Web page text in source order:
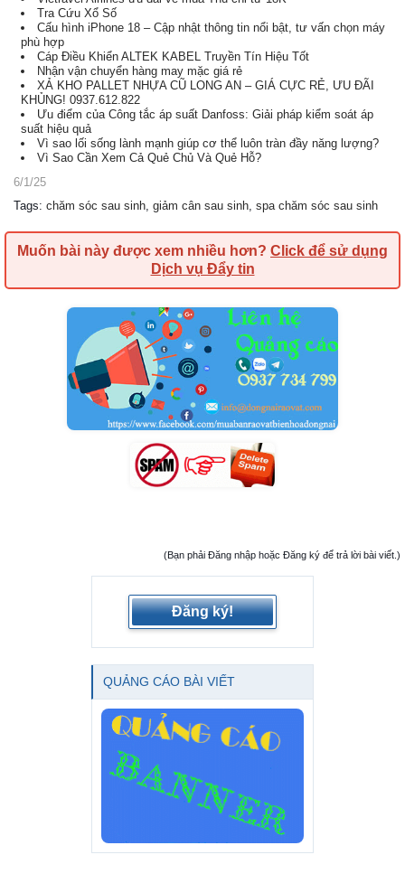
Tra Cứu Xổ Số
Cấu hình iPhone 18 – Cập nhật thông tin nổi bật, tư vấn chọn máy
phù hợp
Cáp Điều Khiển ALTEK KABEL Truyền Tín Hiệu Tốt
Nhận vận chuyển hàng may mặc giá rẻ
XẢ KHO PALLET NHỰA CŨ LONG AN – GIÁ CỰC RẺ, ƯU ĐÃI
KHỦNG! 0937.612.822
Ưu điểm của Công tắc áp suất Danfoss: Giải pháp kiểm soát áp
suất hiệu quả
Vì sao lối sống lành mạnh giúp cơ thể luôn tràn đầy năng lượng?
Vì Sao Cần Xem Cả Quẻ Chủ Và Quẻ Hỗ?
6/1/25
Tags: chăm sóc sau sinh giảm cân sau sinh spa chăm sóc sau sinh
Muốn bài này được xem nhiều hơn? Click để sử dụng
Dịch vụ Đẩy tin
(Bạn phải Đăng nhập hoặc Đăng ký để trả lời bài viết.)
Đăng ký!
QUẢNG CÁO BÀI VIẾT